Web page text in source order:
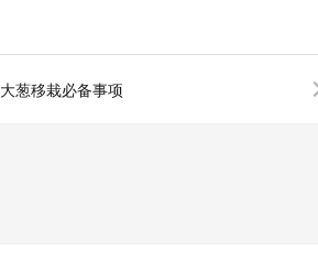
大葱移栽必备事项